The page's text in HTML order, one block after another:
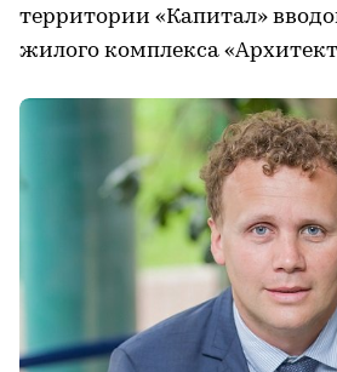
территории «Капитал»
жилого комплекса